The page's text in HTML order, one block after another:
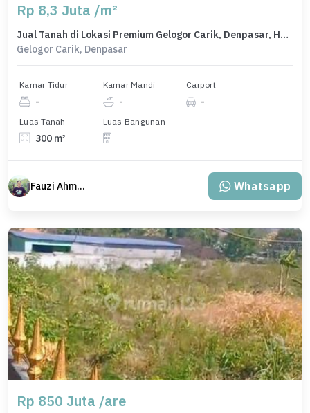
Rp 8,3 Juta /m²
Jual Tanah di Lokasi Premium Gelogor Carik, Denpasar, Harga 2,49 Miliar
Gelogor Carik, Denpasar
Kamar Tidur
-
Kamar Mandi
-
Carport
-
Luas Tanah
300 m²
Luas Bangunan
Fauzi Ahmad Whatsapp
Rp 850 Juta /are